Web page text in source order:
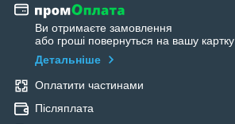
Ви отримаєте замовлення
або гроші повернуться на вашу картку
Детальніше
Оплатити частинами
Післяплата